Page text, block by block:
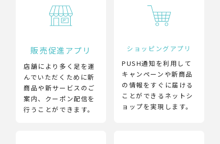
販売促進アプリ
店舗により多く足を運
んでいただくために新
商品や新サービスのご
案内、クーポン配信を
行うことができます。
ショッピングアプリ
PUSH通知を利用して
キャンペーンや新商品
の情報をすぐに届ける
ことができるネットシ
ョップを実現します。